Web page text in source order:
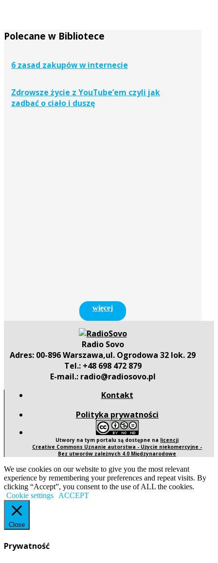
Polecane w Bibliotece
6 zasad zakupów w internecie
Zdrowsze życie z YouTube’em czyli jak
zadbać o ciało i duszę
więcej
Radio Sovo
Adres: 00-896 Warszawa,ul. Ogrodowa 32 lok. 29
Tel.: +48 698 472 879
E-mail.: radio@radiosovo.pl
Kontakt
Polityka prywatności
Utwory na tym portalu są dostępne na licencji
Creative Commons Uznanie autorstwa - Użycie niekomercyjne -
Bez utworów zależnych 4.0 Międzynarodowe
We use cookies on our website to give you the most relevant
experience by remembering your preferences and repeat visits. By
clicking “Accept”, you consent to the use of ALL the cookies.
Cookie settings
ACCEPT
Close
Prywatność